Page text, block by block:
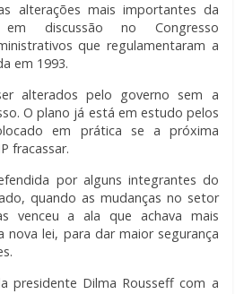
alterações mais importantes da
discussão no Congresso
que regulamentaram a
em 1993.
alterados pelo governo sem a
O plano já está em estudo pelos
em prática se a próxima
fracassar.
por alguns integrantes do
quando as mudanças no setor
venceu a ala que achava mais
nova lei, para dar maior segurança
presidente Dilma Rousseff com a